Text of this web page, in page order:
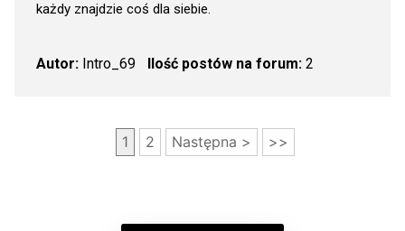
każdy znajdzie coś dla siebie.
Autor: Intro_69 Ilość postów na forum:2
1 2 Następna > >>